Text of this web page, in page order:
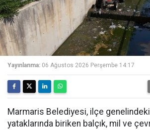
Yayınlanma: 06 Ağustos 2026 Perşembe 14:17
Marmaris Belediyesi, ilçe
yataklarında biriken balçık, mil ve